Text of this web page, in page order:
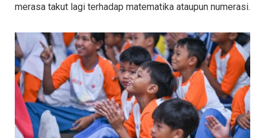
merasa takut lagi terhadap matematika ataupun numerasi.